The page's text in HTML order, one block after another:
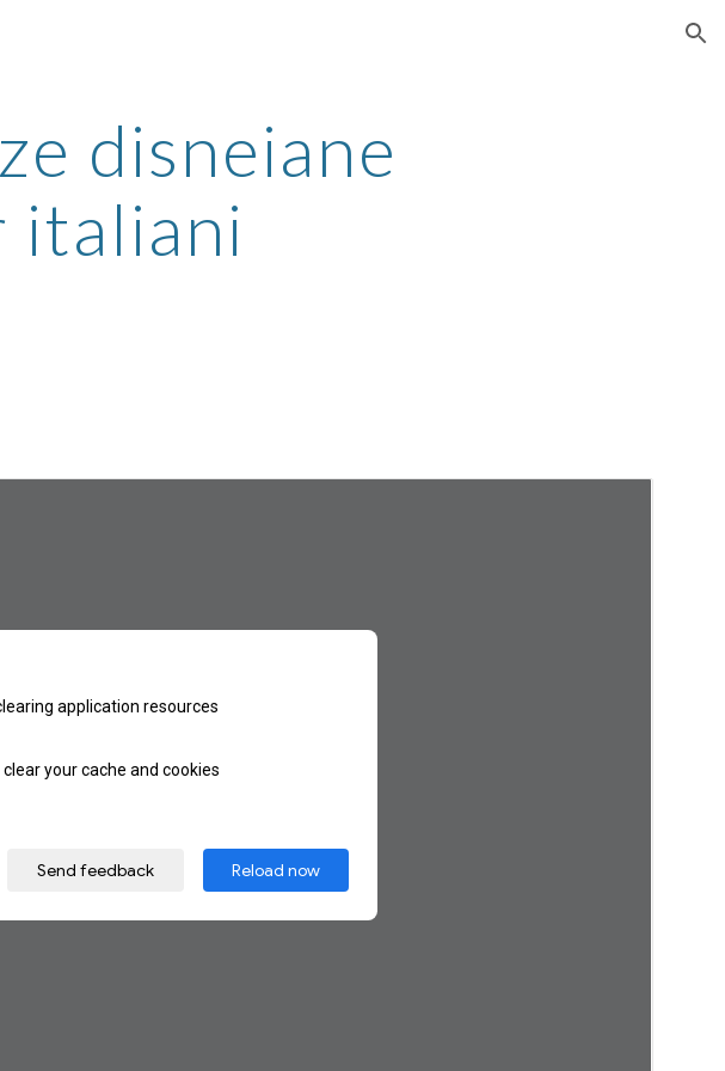
disneiane
italiani